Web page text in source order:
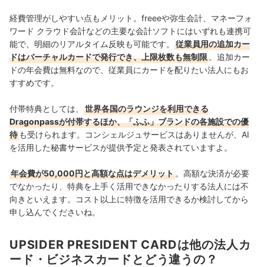
経費管理がしやすい点もメリット。freeeや弥生会計、マネーフォ
ワード クラウド会計などの主要な会計ソフトにはいずれも連携可
能で、明細のリアルタイム反映も可能です。
従業員用の追加カー
ドはバーチャルカードで発行でき、上限枚数も無制限 。追加カー
ドの年会費は無料なので、従業員にカードを配りたい法人にもお
すすめです。
付帯特典としては、
世界各国のラウンジを利用できる
Dragonpassが付帯するほか、「ふふ」ブランドの各施設での優
待 も受けられます。コンシェルジュサービスはありませんが、AI
を活用した秘書サービスが提供予定と発表されていますよ。
年会費が50,000円と高額な点はデメリット 。高額な決済が必要
でなかったり、特典を上手く活用できなかったりする法人には不
向きといえます。コスト以上に特徴を活用できるか検討してから
申し込んでくださいね。
UPSIDER PRESIDENT CARDは他の法人カ
ード・ビジネスカードとどう違うの？